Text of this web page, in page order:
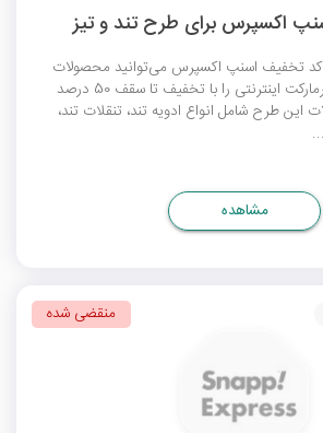
کد تخفیف اسنپ اکسپرس می‌توانید محصولات
طرح تند و تیز این سوپرمارکت اینترنتی را با تخفیف تا سقف 50 درصد
این طرح شامل انواع ادویه تند، تنقلات تند،
مشاهده
منقضی شده